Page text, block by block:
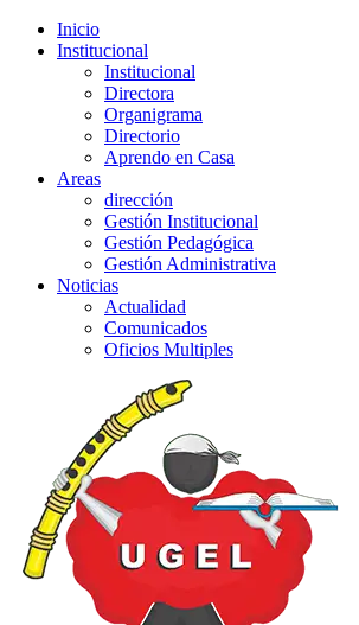
Inicio
Institucional
Institucional
Directora
Organigrama
Directorio
Aprendo en Casa
Areas
dirección
Gestión Institucional
Gestión Pedagógica
Gestión Administrativa
Noticias
Actualidad
Comunicados
Oficios Multiples